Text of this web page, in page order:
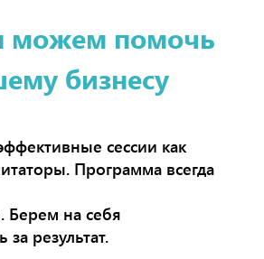
можем помочь
бизнесу
сессии как
Программа всегда
Берем на себя
за результат.